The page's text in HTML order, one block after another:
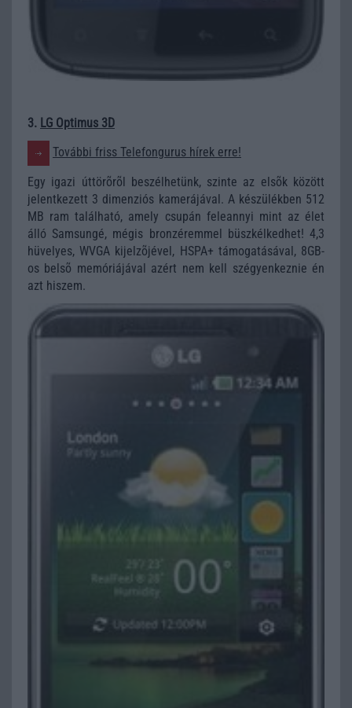
3. LG Optimus 3D
További friss Telefongurus hírek erre!
Egy igazi úttörõrõl beszélhetünk, szinte az elsõk között
jelentkezett 3 dimenziós kamerájával. A készülékben 512
MB ram található, amely csupán feleannyi mint az élet
álló Samsungé, mégis bronzéremmel büszkélkedhet! 4,3
hüvelyes, WVGA kijelzõjével, HSPA+ támogatásával, 8GB-
os belsõ memóriájával azért nem kell szégyenkeznie én
azt hiszem.